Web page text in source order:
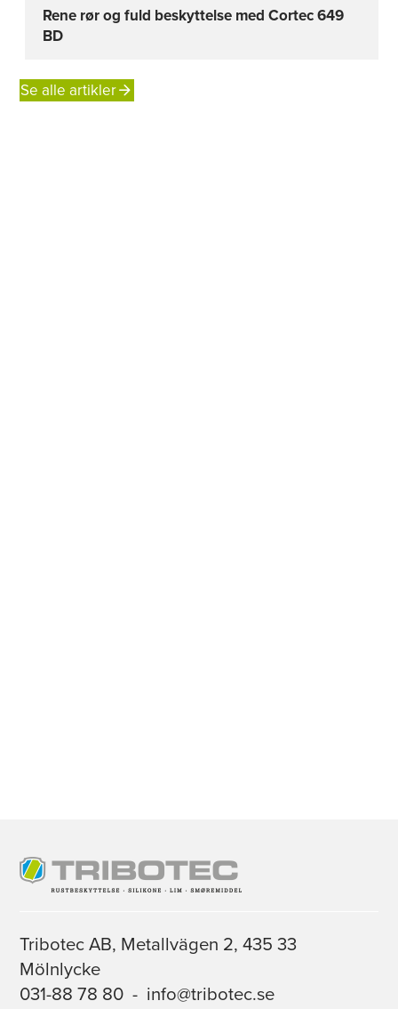
Rene rør og fuld beskyttelse med Cortec 649
BD
Se alle artikler
Tribotec AB, Metallvägen 2, 435 33
Mölnlycke
031-88 78 80 - info@tribotec.se